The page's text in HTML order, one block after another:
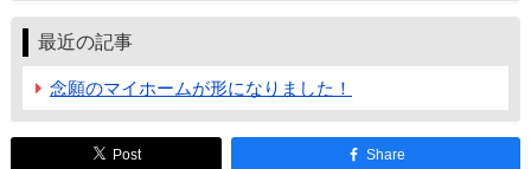
最近の記事
念願のマイホームが形になりました！
Post Share